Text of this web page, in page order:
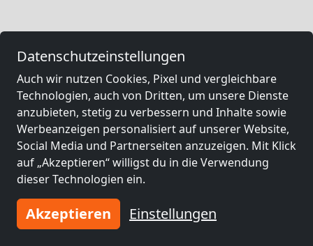
Datenschutzeinstellungen
Auch wir nutzen Cookies, Pixel und vergleichbare
Technologien, auch von Dritten, um unsere Dienste
anzubieten, stetig zu verbessern und Inhalte sowie
Werbeanzeigen personalisiert auf unserer Website,
Social Media und Partnerseiten anzuzeigen. Mit Klick
auf „Akzeptieren“ willigst du in die Verwendung
dieser Technologien ein.
Akzeptieren Einstellungen